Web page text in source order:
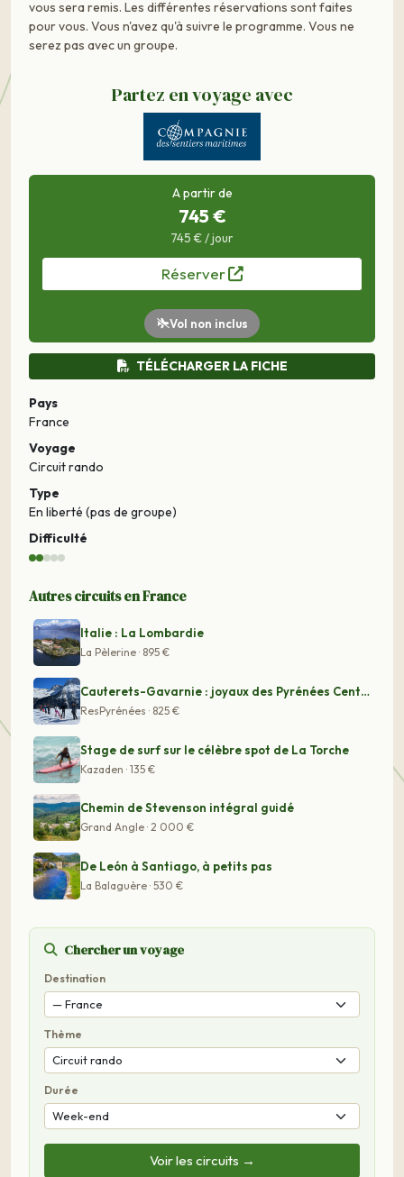
vous sera remis. Les différentes réservations sont faites
pour vous. Vous n'avez qu'à suivre le programme. Vous ne
serez pas avec un groupe.
Partez en voyage avec
A partir de
745 €
745 € / jour
Réserver
Vol non inclus
TÉLÉCHARGER LA FICHE
Pays
France
Voyage
Circuit rando
Type
En liberté (pas de groupe)
Difficulté
Autres circuits en France
Italie : La Lombardie
La Pèlerine · 895 €
Cauterets-Gavarnie : joyaux des Pyrénées Centrales et P
ResPyrénées · 825 €
Stage de surf sur le célèbre spot de La Torche
Kazaden · 135 €
Chemin de Stevenson intégral guidé
Grand Angle · 2 000 €
De León à Santiago, à petits pas
La Balaguère · 530 €
Chercher un voyage
Destination
Thème
Durée
Voir les circuits →